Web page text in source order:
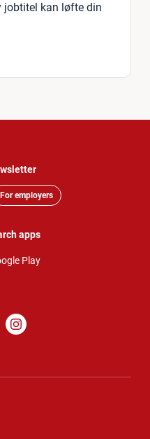
jobtitel kan løfte din
For employers
apps